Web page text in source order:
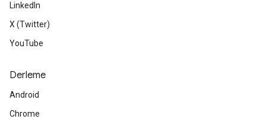
LinkedIn
X (Twitter)
YouTube
Derleme
Android
Chrome